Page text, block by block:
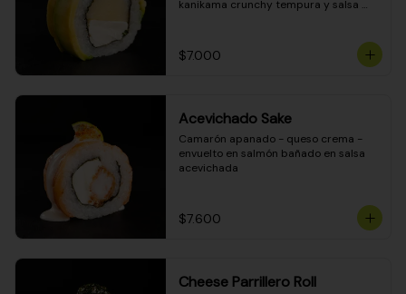
kanikama crunchy tempura y salsa
$7.000
Acevichado Sake
Camarón apanado - queso crema -
envuelto en salmón bañado en salsa
acevichada
$7.600
Cheese Parrillero Roll